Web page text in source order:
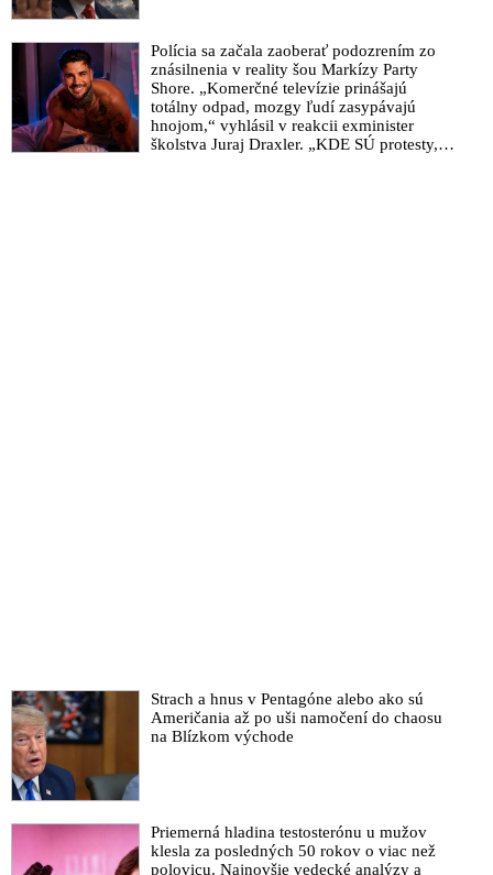
Polícia sa začala zaoberať podozrením zo
znásilnenia v reality šou Markízy Party
Shore. „Komerčné televízie prinášajú
totálny odpad, mozgy ľudí zasypávajú
hnojom,“ vyhlásil v reakcii exminister
školstva Juraj Draxler. „KDE SÚ protesty,
Strach a hnus v Pentagóne alebo ako sú
Američania až po uši namočení do chaosu
na Blízkom východe
Priemerná hladina testosterónu u mužov
klesla za posledných 50 rokov o viac než
polovicu. Najnovšie vedecké analýzy a